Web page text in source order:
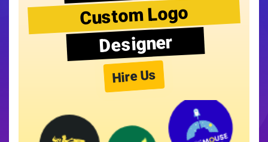
Custom Logo
Designer
Hire Us